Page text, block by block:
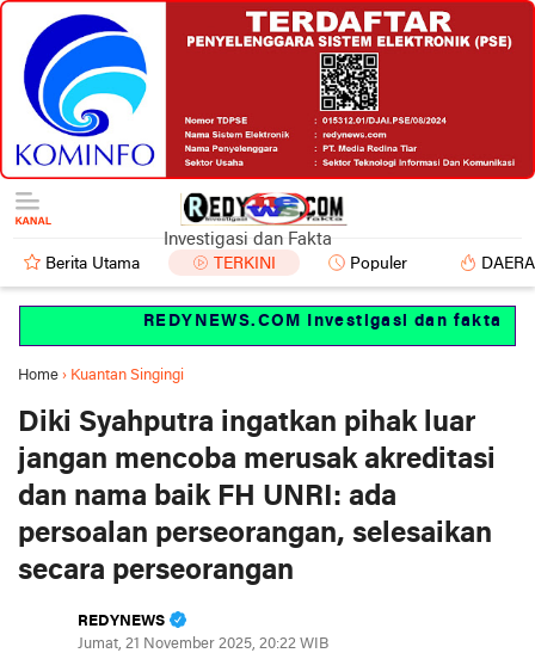
Investigasi dan Fakta
Berita Utama TERKINI Populer
REDYNEWS.COM Investigasi dan fakta
Home › Kuantan Singingi
Diki Syahputra ingatkan pihak luar
jangan mencoba merusak akreditasi
dan nama baik FH UNRI: ada
persoalan perseorangan, selesaikan
secara perseorangan
REDYNEWS
Jumat, 21 November 2025, 20:22 WIB